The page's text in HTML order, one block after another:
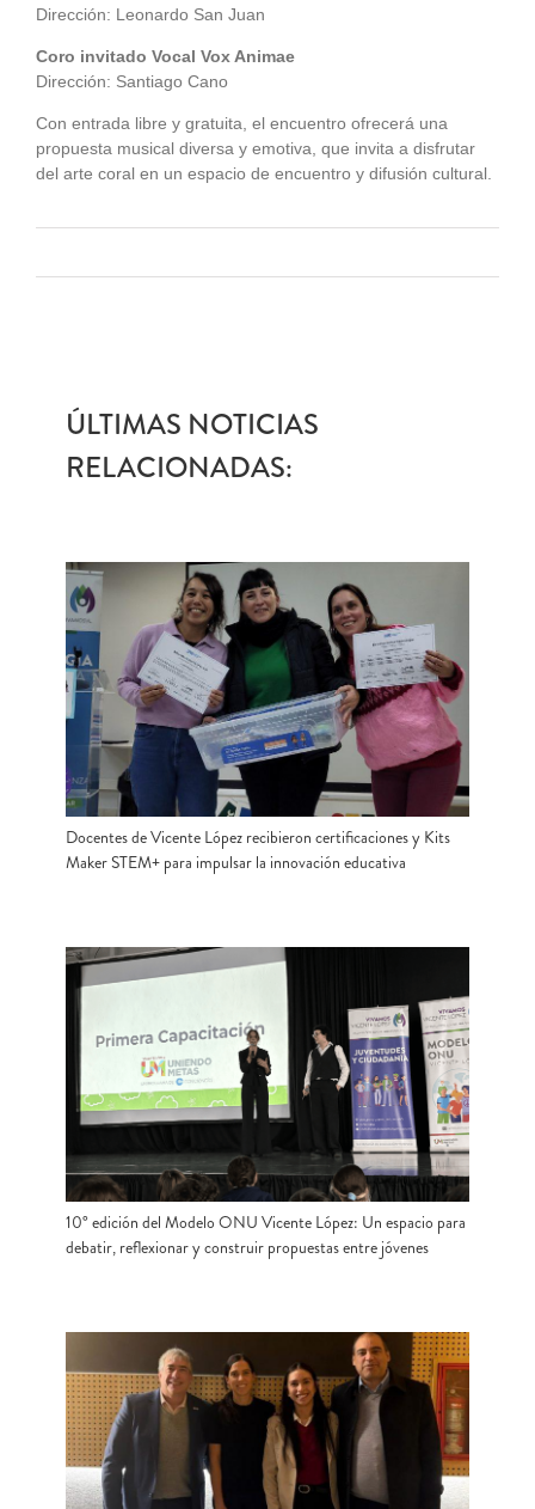
Dirección: Leonardo San Juan
Coro invitado Vocal Vox Animae
Dirección: Santiago Cano
Con entrada libre y gratuita, el encuentro ofrecerá una
propuesta musical diversa y emotiva, que invita a disfrutar
del arte coral en un espacio de encuentro y difusión cultural.
ÚLTIMAS NOTICIAS
RELACIONADAS:
Docentes de Vicente López recibieron certificaciones y Kits
Maker STEM+ para impulsar la innovación educativa
10° edición del Modelo ONU Vicente López: Un espacio para
debatir, reflexionar y construir propuestas entre jóvenes